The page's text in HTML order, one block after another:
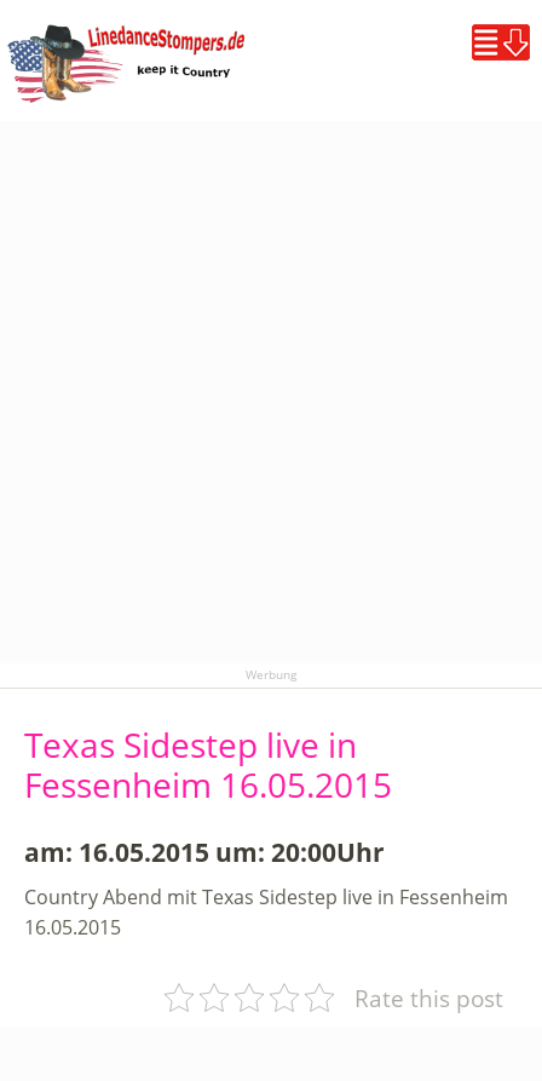
Werbung
Texas Sidestep live in
Fessenheim 16.05.2015
am: 16.05.2015 um: 20:00Uhr
Country Abend mit Texas Sidestep live in Fessenheim
16.05.2015
Rate this post